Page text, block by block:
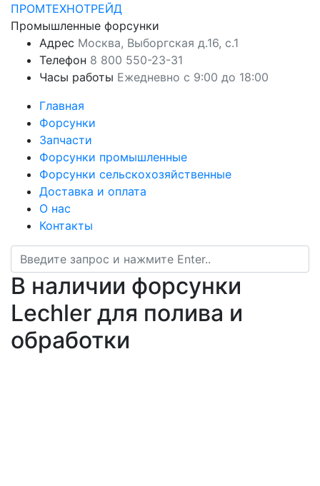
ПРОМТЕХНОТРЕЙД
Промышленные форсунки
Адрес Москва, Выборгская д.16, с.1
Телефон 8 800 550-23-31
Часы работы Ежедневно с 9:00 до 18:00
Главная
Форсунки
Запчасти
Форсунки промышленные
Форсунки сельскохозяйственные
Доставка и оплата
О нас
Контакты
В наличии форсунки
Lechler для полива и
обработки